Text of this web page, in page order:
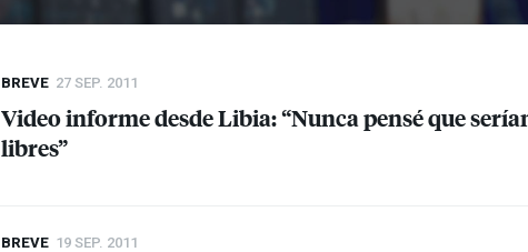
BREVE 27 SEP. 2011
Video informe desde Libia: “Nunca pensé que
libres”
BREVE 19 SEP. 2011